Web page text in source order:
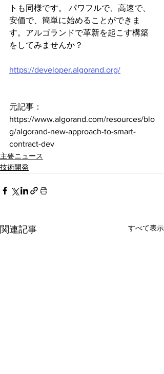
トも同様です。 パワフルで、高速で、
安価で、簡単に始めることができま
す。アルゴランドで革新を起こす構築
をしてみませんか？
https://developer.algorand.org/
元記事：
https://www.algorand.com/resources/blo
g/algorand-new-approach-to-smart-
contract-dev
主要ニュース
技術開発
関連記事 すべて表示